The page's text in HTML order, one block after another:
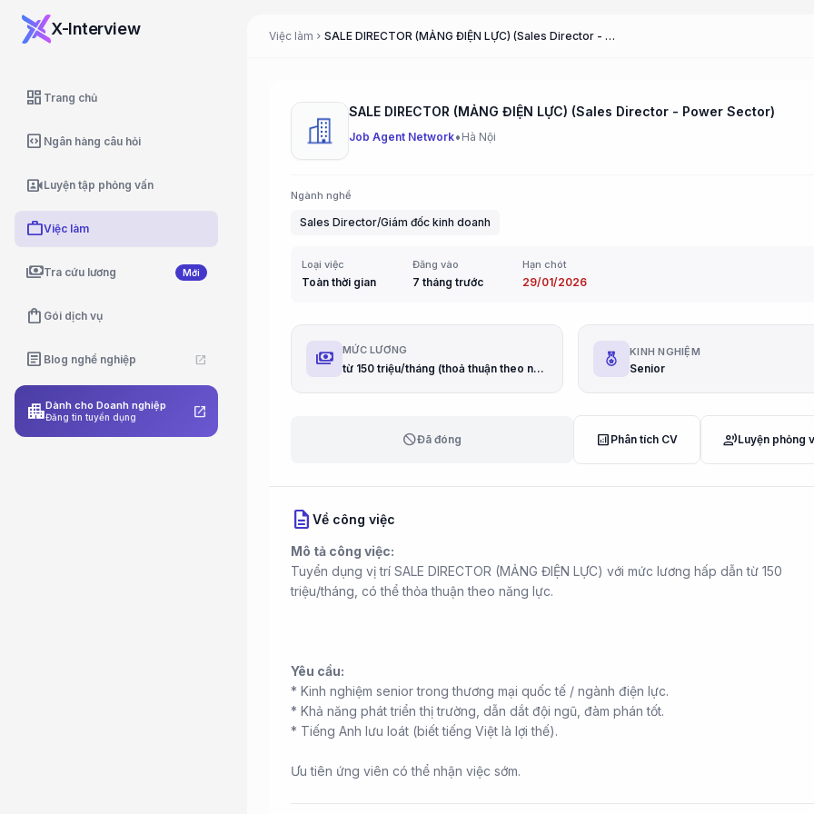
X-Interview
dashboard Trang chủ
code_blocks Ngân hàng câu hỏi
video_camera_frontLuyện tập phỏng vấn
workViệc làm
paymentsTra cứu lương Mới
shopping_bag Gói dịch vụ
article Blog nghề nghiệp open_in_new
apartmentDành cho Doanh nghiệp
Đăng tin tuyển dụng open_in_new
Việc làm chevron_right SALE DIRECTOR (MẢNG ĐIỆN LỰC) (Sales Director - Power Sector)
SALE DIRECTOR (MẢNG ĐIỆN LỰC) (Sales Director - Power Sector)
Job Agent Network• Hà Nội
Ngành nghề
Sales Director/Giám đốc kinh doanh
Loại việc
Toàn thời gian
Đăng vào
7 tháng trước
Hạn chót
29/01/2026
payments MỨC LƯƠNG
từ 150 triệu/tháng (thoả thuận theo năng lực)
KINH NGHIỆM
Senior
blockĐã đóng analytics Phân tích CV record_voice_overLuyện phỏng
description Về công việc
Mô tả công việc:
Tuyển dụng vị trí SALE DIRECTOR (MẢNG ĐIỆN LỰC) với mức lương hấp dẫn từ 150
triệu/tháng, có thể thỏa thuận theo năng lực.
Yêu cầu:
* Kinh nghiệm senior trong thương mại quốc tế / ngành điện lực.
* Khả năng phát triển thị trường, dẫn dắt đội ngũ, đàm phán tốt.
* Tiếng Anh lưu loát (biết tiếng Việt là lợi thế).
Ưu tiên ứng viên có thể nhận việc sớm.